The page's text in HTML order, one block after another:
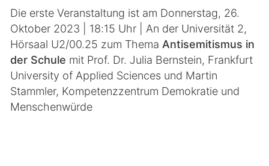
Die erste Veranstaltung ist am Donnerstag, 26.
Oktober 2023 | 18:15 Uhr | An der Universität 2,
Hörsaal U2/00.25 zum Thema Antisemitismus in
der Schule mit Prof. Dr. Julia Bernstein, Frankfurt
University of Applied Sciences und Martin
Stammler, Kompetenzzentrum Demokratie und
Menschenwürde